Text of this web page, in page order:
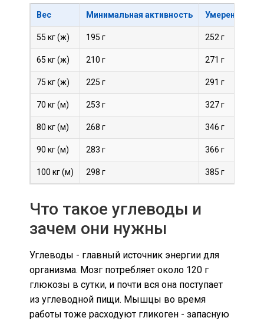
Вес Минимальная активность Умеренная
55 кг (ж) 195 г 252 г
65 кг (ж) 210 г 271 г
75 кг (ж) 225 г 291 г
70 кг (м) 253 г 327 г
80 кг (м) 268 г 346 г
90 кг (м) 283 г 366 г
100 кг (м) 298 г 385 г
Что такое углеводы и
зачем они нужны
Углеводы - главный источник энергии для
организма. Мозг потребляет около 120 г
глюкозы в сутки, и почти вся она поступает
из углеводной пищи. Мышцы во время
работы тоже расходуют гликоген - запасную